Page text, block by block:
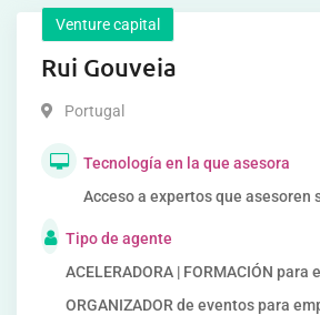
Venture capital
Rui Gouveia
Portugal
Tecnología en la que asesora
Acceso a expertos que asesoren
Tipo de agente
ACELERADORA | FORMACIÓN
ORGANIZADOR de eventos para